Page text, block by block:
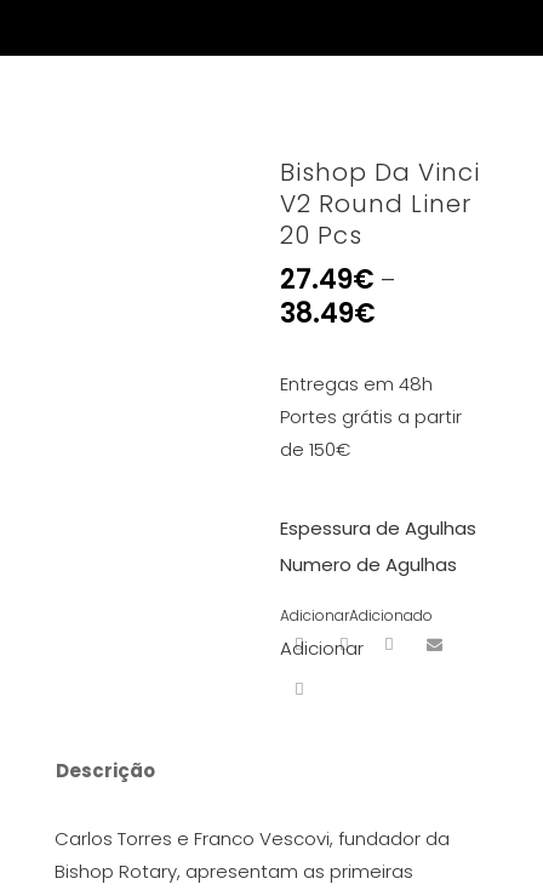
Bishop Da Vinci
V2 Round Liner
20 Pcs
27.49€ –
38.49€
Entregas em 48h
Portes grátis a partir
de 150€
Espessura de Agulhas
Numero de Agulhas
AdicionarAdicionado
Adicionar
Descrição
Carlos Torres e Franco Vescovi, fundador da
Bishop Rotary, apresentam as primeiras